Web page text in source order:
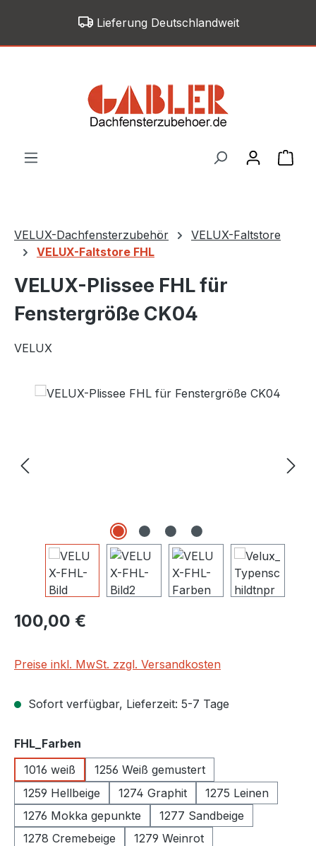
Zum Hauptinhalt springenLieferung Deutschlandweit
VELUX-Dachfensterzubehör
VELUX-Faltstore
VELUX-Faltstore FHL
VELUX-Plissee FHL für
Fenstergröße CK04
VELUX
Bildergalerie überspringen
Regulärer Preis:
100,00 €
Preise inkl. MwSt. zzgl. Versandkosten
Sofort verfügbar, Lieferzeit: 5-7 Tage
FHL_Farben
1016 weiß
1256 Weiß gemustert
1259 Hellbeige
1274 Graphit
1275 Leinen
1276 Mokka gepunkte
1277 Sandbeige
1278 Cremebeige
1279 Weinrot